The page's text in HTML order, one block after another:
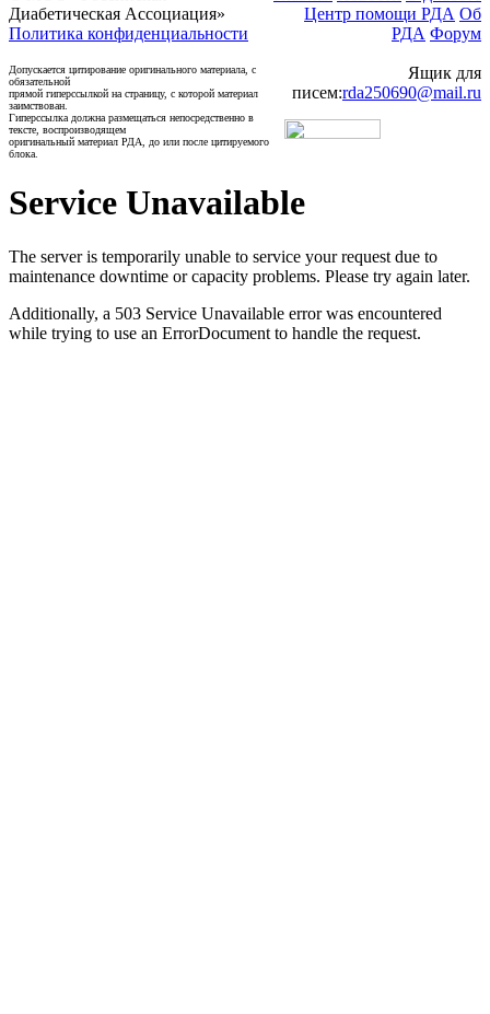
Диабетическая Ассоциация»
Политика конфиденциальности
Допускается цитирование оригинального материала, с
обязательной
прямой гиперссылкой на страницу, с которой материал
заимствован.
Гиперссылка должна размещаться непосредственно в
тексте, воспроизводящем
оригинальный материал РДА, до или после цитируемого
блока.
Центр помощи РДА Об
РДА Форум
Ящик для
писем:rda250690@mail.ru
Service Unavailable
The server is temporarily unable to service your request due to
maintenance downtime or capacity problems. Please try again later.
Additionally, a 503 Service Unavailable error was encountered
while trying to use an ErrorDocument to handle the request.